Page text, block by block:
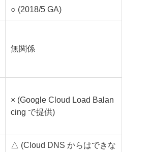
○ (2018/5 GA)
無関係
× (Google Cloud Load Balan
cing で提供)
△ (Cloud DNS からはできな